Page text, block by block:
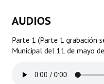
Carta Orgánica 2007
Reglamento Interno
AUDIOS
Parte 1 (Parte 1 grabación
Municipal del 11 de mayo